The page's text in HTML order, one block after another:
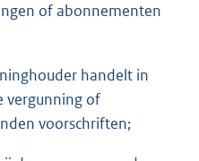
of abonnementen
handelt in
vergunning of
voorschriften;